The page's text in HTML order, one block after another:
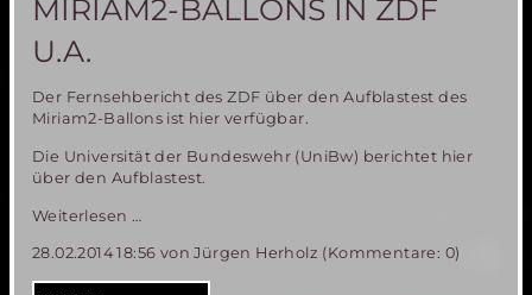
MIRIAM2-BALLONS IN ZDF
U.A.
Der Fernsehbericht des ZDF über den Aufblastest des
Miriam2-Ballons ist hier verfügbar.
Die Universität der Bundeswehr (UniBw) berichtet hier
über den Aufblastest.
Weiterlesen …
Berichterstattung
über
28.02.2014 18:56 von Jürgen Herholz (Kommentare: 0)